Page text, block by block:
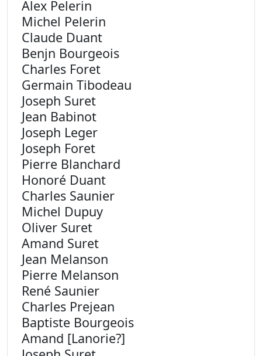
Alex Pelerin
Michel Pelerin
Claude Duant
Benjn Bourgeois
Charles Foret
Germain Tibodeau
Joseph Suret
Jean Babinot
Joseph Leger
Joseph Foret
Pierre Blanchard
Honoré Duant
Charles Saunier
Michel Dupuy
Oliver Suret
Amand Suret
Jean Melanson
Pierre Melanson
René Saunier
Charles Prejean
Baptiste Bourgeois
Amand [Lanorie?]